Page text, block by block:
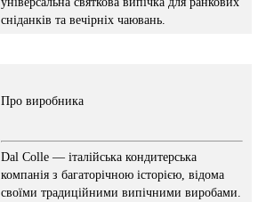
сніданків та вечірніх чаювань.
Про виробника
Dal Colle — італійська кондитерська
компанія з багаторічною історією, відома
своїми традиційними випічними виробами.